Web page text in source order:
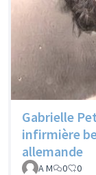
Gabrielle
infirmière
allemande
A M 0 0